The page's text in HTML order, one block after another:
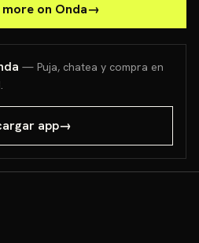
on Onda→
— Puja, chatea y compra en
app→